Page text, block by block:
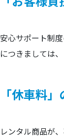
安心サポート制
につきましては
「休車料
レンタル商品が